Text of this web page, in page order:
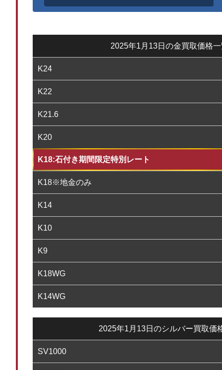
2025年1月13日の金買取価格一
K24
K22
K21.6
K20
K18:石付き期間限定特別レート
K18※地金のみ
K14
K10
K9
K18WG
K14WG
2025年1月13日のシルバー買取価
SV1000